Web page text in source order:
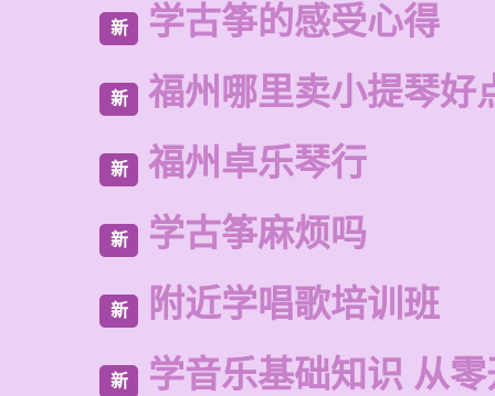
新 学古筝的感受心得
新 福州哪里卖小提琴好
新 福州卓乐琴行
新 学古筝麻烦吗
新 附近学唱歌培训班
新 学音乐基础知识 从